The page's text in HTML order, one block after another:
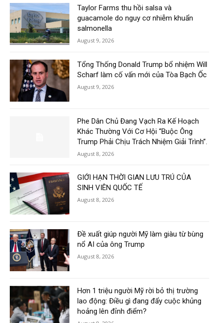
Taylor Farms thu hồi salsa và
guacamole do nguy cơ nhiễm khuẩn
salmonella
August 9, 2026
Tổng Thống Donald Trump bổ nhiệm Will
Scharf làm cố vấn mới của Tòa Bạch Ốc
August 9, 2026
Phe Dân Chủ Đang Vạch Ra Kế Hoạch
Khác Thường Với Cơ Hội “Buộc Ông
Trump Phải Chịu Trách Nhiệm Giải Trình”.
August 8, 2026
GIỚI HẠN THỜI GIAN LƯU TRÚ CỦA
SINH VIÊN QUỐC TẾ
August 8, 2026
Đề xuất giúp người Mỹ làm giàu từ bùng
nổ AI của ông Trump
August 8, 2026
Hơn 1 triệu người Mỹ rời bỏ thị trường
lao động: Điều gì đang đẩy cuộc khủng
hoảng lên đỉnh điểm?